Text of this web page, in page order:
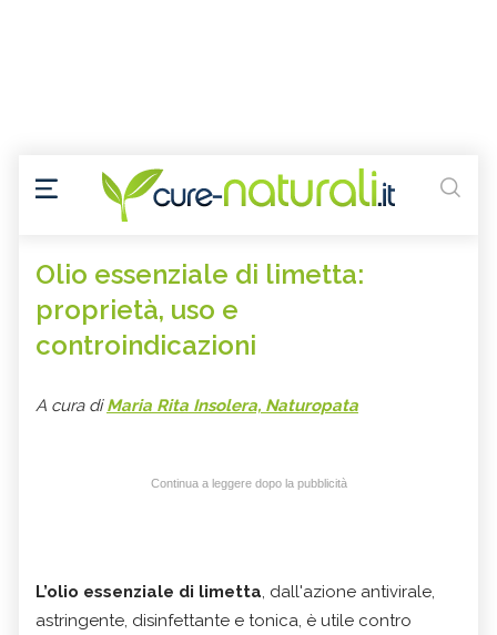
Olio essenziale di limetta:
proprietà, uso e
controindicazioni
A cura diMaria Rita Insolera, Naturopata
Continua a leggere dopo la pubblicità
L’olio essenziale di limetta, dall'azione antivirale,
astringente, disinfettante e tonica, è utile contro